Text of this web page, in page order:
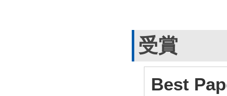
受賞
Best